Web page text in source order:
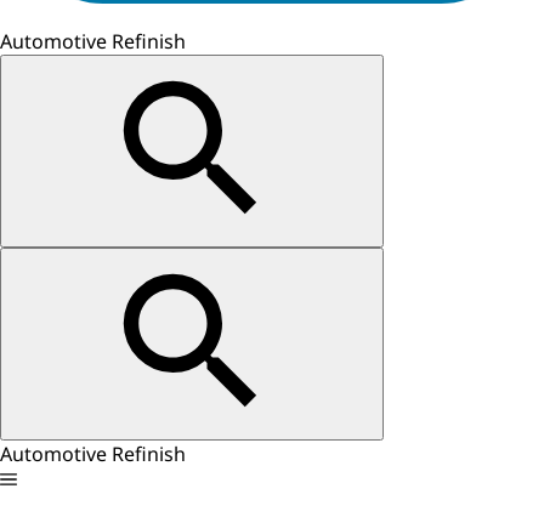
Automotive Refinish
Automotive Refinish